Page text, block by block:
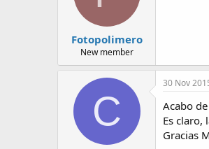
Fotopolimero
New member
C
30 Nov
Acabo
Es claro,
Gracias